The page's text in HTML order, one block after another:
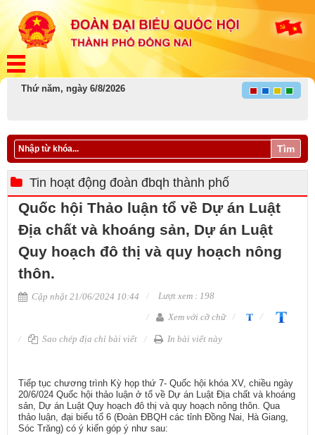
Thứ năm, ngày 6/8/2026
Tìm
Tin hoạt động đoàn đbqh thành phố
Quốc hội Thảo luận tổ về Dự án Luật
Địa chất và khoáng sản, Dự án Luật
Quy hoạch đô thị và quy hoạch nông
thôn.
Cập nhật 21/06/2024 10:44
Lượt xem : 198
Xem với cỡ chữ
Sao chép địa chỉ bài viết In bài viết này
Tiếp tục chương trình Kỳ họp thứ 7- Quốc hội khóa XV, chiều ngày
20/6/024 Quốc hội thảo luận ở tổ về Dự án Luật Địa chất và khoáng
sản, Dự án Luật Quy hoạch đô thị và quy hoạch nông thôn. Qua
thảo luận, đại biểu tổ 6 (Đoàn ĐBQH các tỉnh Đồng Nai, Hà Giang,
Sóc Trăng) có ý kiến góp ý như sau: